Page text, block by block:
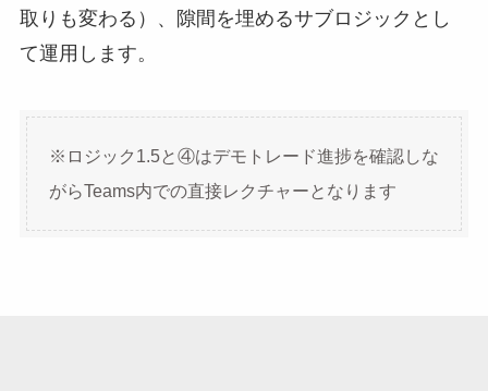
取りも変わる）、隙間を埋めるサブロジックとし
て運用します。
※ロジック1.5と④はデモトレード進捗を確認しな
がらTeams内での直接レクチャーとなります